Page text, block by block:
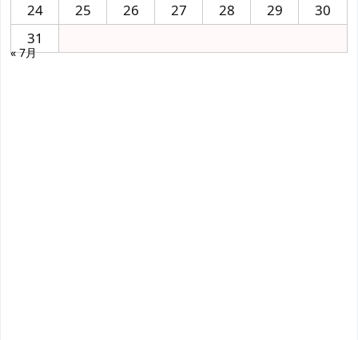
24
25 26 27 28 29
30
31
« 7月